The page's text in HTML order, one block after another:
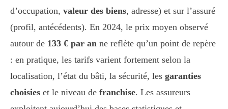
d’occupation, valeur des biens, adresse) et sur l’assuré
(profil, antécédents). En 2024, le prix moyen observé
autour de 133 € par an ne reflète qu’un point de repère
: en pratique, les tarifs varient fortement selon la
localisation, l’état du bâti, la sécurité, les garanties
choisies et le niveau de franchise. Les assureurs